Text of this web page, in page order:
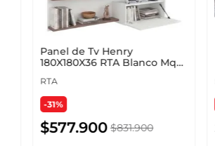
Panel de Tv Henry
180X180X36 RTA Blanco Mqz
RTA
-31%
$577.900 $831.900